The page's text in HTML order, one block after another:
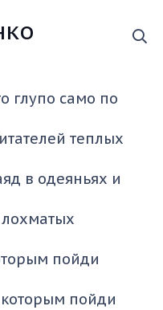
глупо само по
теплых
в одеяньях и
пойди
пойди